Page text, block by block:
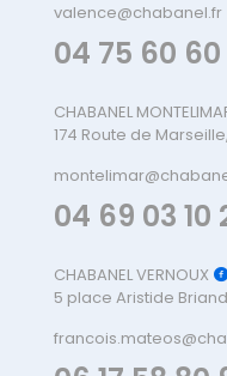
valence@chabanel.fr
04 75 60 60
CHABANEL
174 Route de
04 69 03 10
CHABANEL VERNOUX
5 place Aristide